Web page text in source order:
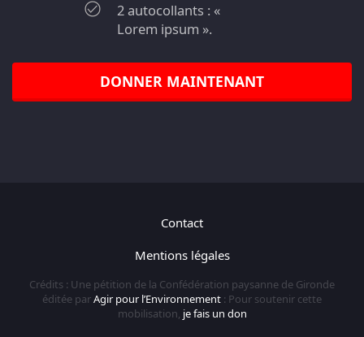
2 autocollants : «
Lorem ipsum ».
DONNER MAINTENANT
Contact
Mentions légales
Crédits : Une pétition de la Confédération paysanne de Gironde
éditée parAgir pour l’Environnement : Pour soutenir cette
mobilisation, je fais un don